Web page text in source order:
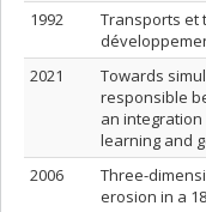
1992
Transports et
2021
Towards
responsible
an
learning and
2006
Three-
erosion in a